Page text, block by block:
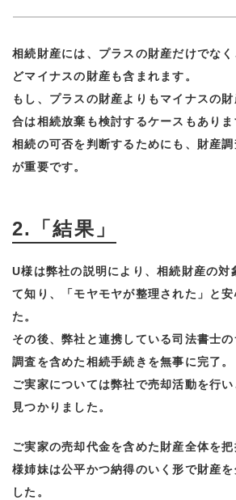
相続財産には、プラスの財産だけでな
どマイナスの財産も含まれます。
もし、プラスの財産よりもマイナスの
合は相続放棄も検討するケースもありま
相続の可否を判断するためにも、財産
が重要です。
2.「結果」
U様は弊社の説明により、相続財産の対
て知り、「モヤモヤが整理された」と
た。
その後、弊社と連携している司法書士
調査を含めた相続手続きを無事に完了。
ご実家については弊社で売却活動を行
見つかりました。
ご実家の売却代金を含めた財産全体を
様姉妹は公平かつ納得のいく形で財産
した。